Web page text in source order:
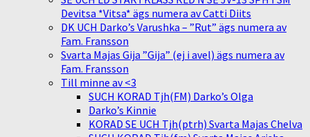
Devitsa *Vitsa* ägs numera av Catti Diits
DK UCH Darko’s Varushka – ”Rut” ägs numera av
Fam. Fransson
Svarta Majas Gija ”Gija” (ej i avel) ägs numera av
Fam. Fransson
Till minne av <3
SUCH KORAD Tjh(FM) Darko’s Olga
Darko’s Kinnie
KORAD SE UCH Tjh(ptrh) Svarta Majas Chelva